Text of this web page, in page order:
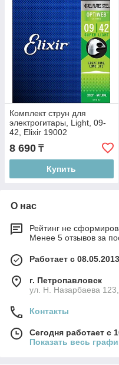
Комплект струн для
электрогитары, Light, 09-
42, Elixir 19002
8 690 ₸
Купить
О нас
Рейтинг не
Менее 5 отзывов за
Работает с 08.05.2013
г. Петропавловск
ул. Н. Назарбаева
Контакты
Сегодня работает с
Показать весь